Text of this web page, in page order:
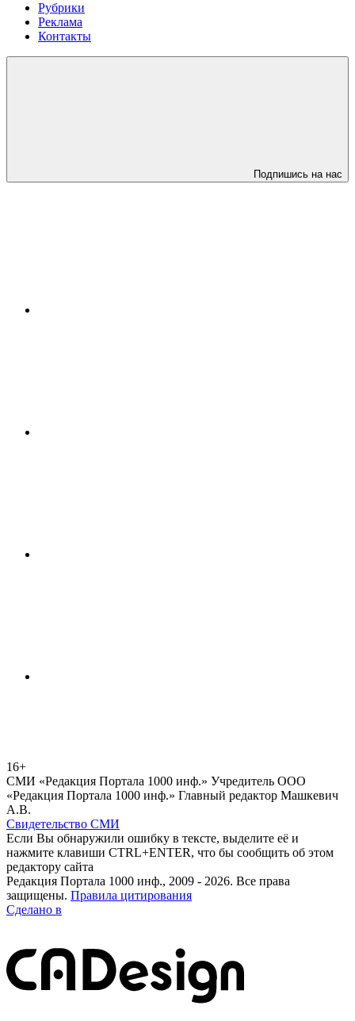
Рубрики
Реклама
Контакты
Подпишись на нас
16+
СМИ «Редакция Портала 1000 инф.» Учредитель ООО
«Редакция Портала 1000 инф.» Главный редактор Машкевич
А.В.
Свидетельство СМИ
Если Вы обнаружили ошибку в тексте, выделите её и
нажмите клавиши CTRL+ENTER, что бы сообщить об этом
редактору сайта
Редакция Портала 1000 инф., 2009 - 2026. Все права
защищены. Правила цитирования
Сделано в